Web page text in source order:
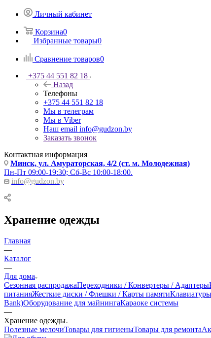
Личный кабинет
Корзина0
Избранные товары0
Сравнение товаров0
+375 44 551 82 18
Назад
Телефоны
+375 44 551 82 18
Мы в телеграм
Мы в Viber
Наш email info@gudzon.by
Заказать звонок
Контактная информация
Минск, ул. Амураторская, 4/2 (ст. м. Молодежная)
Пн-Пт 09:00-19:30; Сб-Вс 10:00-18:00.
info@gudzon.by
Хранение одежды
Главная
—
Каталог
—
Для дома
Сезонная распродажаПереходники / Конвертеры / Адаптеры
питанияЖесткие диски / Флешки / Карты памяти
Bank)Оборудование для майнингаКараоке системы
—
Хранение одежды
Полезные мелочиТовары для гигиеныТовары для ремонта